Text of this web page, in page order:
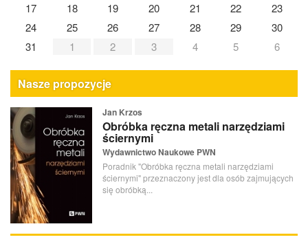
17
18 19 20 21 22
23
24
25 26 27 28 29
30
31
1 2 3 4 5 6
Nasze propozycje
Jan Krzos
Obróbka ręczna metali narzędziami
ściernymi
Wydawnictwo Naukowe PWN
Poradnik "Obróbka ręczna metali narzędziami
ściernymi" przeznaczony jest dla osób zajmujących
się obróbką...